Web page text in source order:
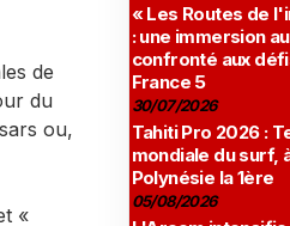
de
du
ou,
«
« Les Routes de
: une immersion
confronté aux
France 5
30/07/2026
Tahiti Pro 2026 :
mondiale du surf,
Polynésie la 1ère
05/08/2026